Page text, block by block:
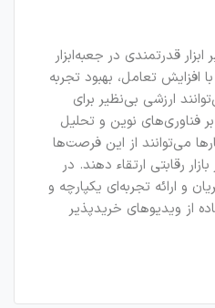
قدرتمندی در جعبه‌ابزار
افزایش تعامل، بهبود تجربه
ارزشی بی‌نظیر برای
بر فناوری‌های نوین و تحلیل
می‌توانند از این فرصت‌ها
رقابتی ارتقاء دهند. در
و ارائه تجربه‌ای یکپارچه و
از ویدیوهای خریدپذیر